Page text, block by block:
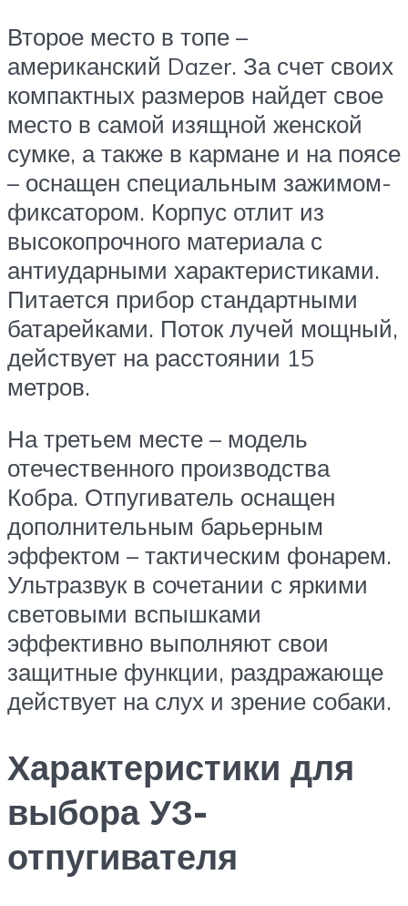
Второе место в топе –
американский Dazer. За счет своих
компактных размеров найдет свое
место в самой изящной женской
сумке, а также в кармане и на поясе
– оснащен специальным зажимом-
фиксатором. Корпус отлит из
высокопрочного материала с
антиударными характеристиками.
Питается прибор стандартными
батарейками. Поток лучей мощный,
действует на расстоянии 15
метров.
На третьем месте – модель
отечественного производства
Кобра. Отпугиватель оснащен
дополнительным барьерным
эффектом – тактическим фонарем.
Ультразвук в сочетании с яркими
световыми вспышками
эффективно выполняют свои
защитные функции, раздражающе
действует на слух и зрение собаки.
Характеристики для
выбора УЗ-
отпугивателя